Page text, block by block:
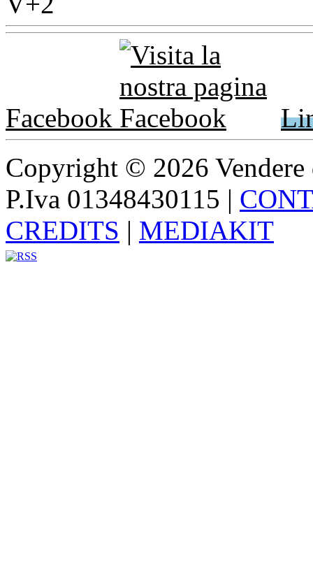
Facebook
Copyright © 2026
P.Iva 01348430115 |
CREDITS | MEDIAKIT